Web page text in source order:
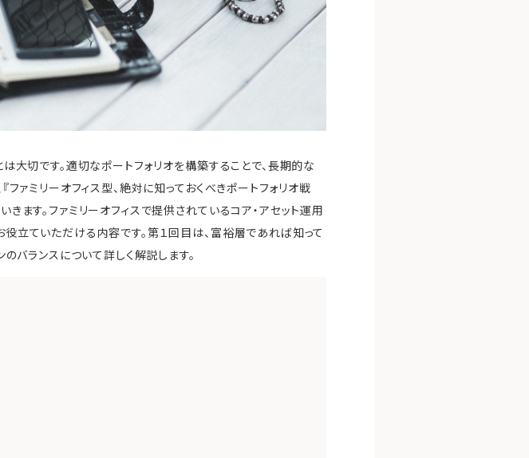
大切です。適切なポートフォリオを構築することで、長期的な
ァミリーオフィス型、絶対に知っておくべきポートフォリオ戦
ます。ファミリーオフィスで提供されているコア・アセット運用
立ていただける内容です。第１回目は、富裕層であれば知って
バランスについて詳しく解説します。